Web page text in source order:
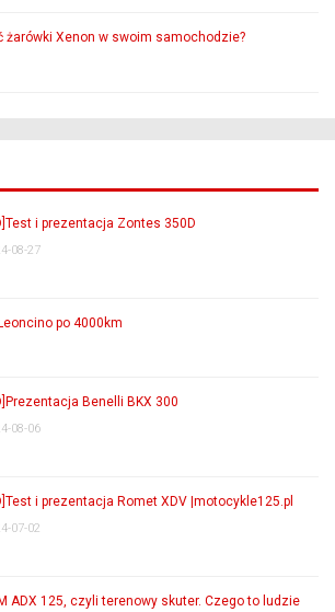
żarówki Xenon w swoim samochodzie?
i prezentacja Zontes 350D
08-27
po 4000km
Benelli BKX 300
08-06
i prezentacja Romet XDV |motocykle125.pl
07-02
ADX 125, czyli terenowy skuter. Czego to ludzie